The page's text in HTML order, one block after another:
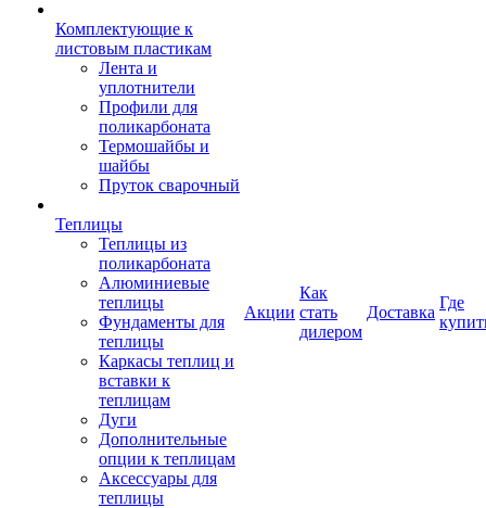
Комплектующие к
листовым пластикам
Лента и
уплотнители
Профили для
поликарбоната
Термошайбы и
шайбы
Пруток сварочный
Теплицы
Теплицы из
поликарбоната
Алюминиевые
теплицы
Фундаменты для
теплицы
Каркасы теплиц и
вставки к
теплицам
Дуги
Дополнительные
опции к теплицам
Аксессуары для
теплицы
Акции
Как
стать
дилером
Доставка
Где